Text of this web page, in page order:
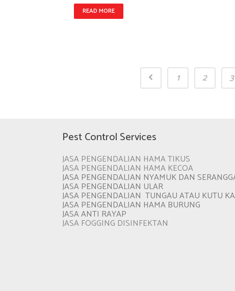
READ MORE
1 2 3
Pest Control Services
JASA PENGENDALIAN HAMA TIKUS
JASA PENGENDALIAN HAMA KECOA
JASA PENGENDALIAN NYAMUK DAN
JASA PENGENDALIAN ULAR
JASA PENGENDALIAN TUNGAU ATAU KUTU
JASA PENGENDALIAN HAMA BURUNG
JASA ANTI RAYAP
JASA FOGGING DISINFEKTAN